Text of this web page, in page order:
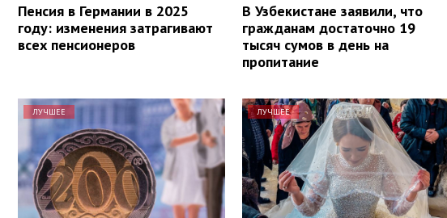
Пенсия в Германии в 2025
году: изменения затрагивают
всех пенсионеров
В Узбекистане заявили, что
гражданам достаточно 19
тысяч сумов в день на
пропитание
ЛУЧШЕЕ ЛУЧШЕЕ